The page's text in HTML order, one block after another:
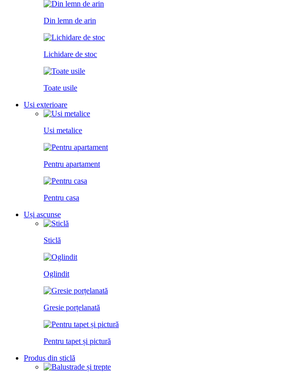
Din lemn de arin
Lichidare de stoc
Toate usile
Usi exterioare
Usi metalice
Pentru apartament
Pentru casa
Uși ascunse
Sticlă
Oglindit
Gresie porțelanată
Pentru tapet și pictură
Produs din sticlă